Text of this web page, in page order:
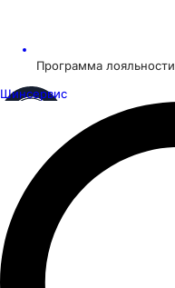
Программа лояльности
Шинсервис